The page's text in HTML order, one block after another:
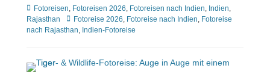
Kategorien
Fotoreisen, Fotoreisen 2026, Fotoreisen nach Indien, Indien,
Rajasthan
TagsFotoreise 2026, Fotoreise nach Indien, Fotoreise
nach Rajasthan, Indien-Fotoreise